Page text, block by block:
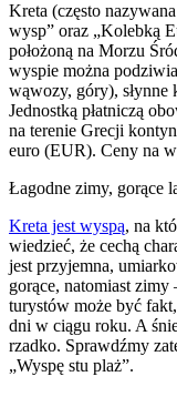
Kreta (często
wysp” oraz „Kolebką
położoną na Morzu
wyspie można
wąwozy, góry),
Jednostką płatniczą
na terenie Grecji
euro (EUR). Ceny na
Łagodne zimy, gorące
Kreta jest wyspą, na
wiedzieć, że cechą
jest przyjemna,
gorące, natomiast zimy
turystów może być
dni w ciągu roku. A
rzadko. Sprawdźmy
„Wyspę stu plaż”.